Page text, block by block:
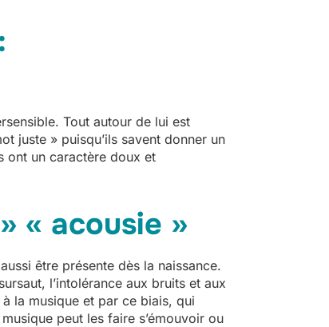
Tout autour de lui est
juste » puisqu’ils savent donner un
ont un caractère doux et
« acousie »
être présente dès la naissance.
l’intolérance aux bruits et aux
la musique et par ce biais, qui
peut les faire s’émouvoir ou